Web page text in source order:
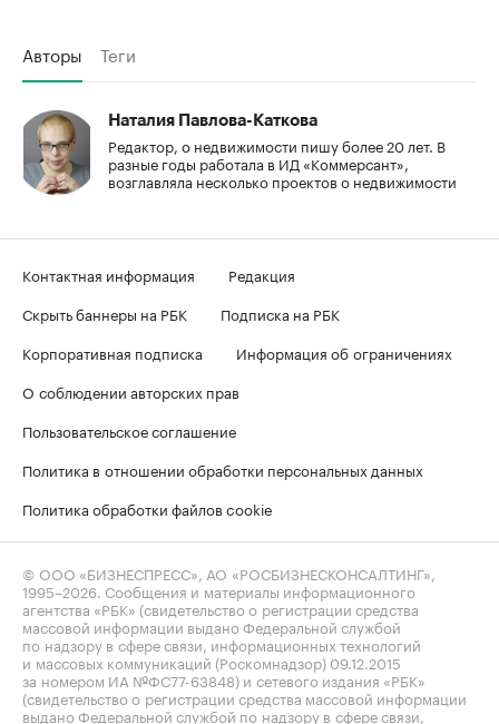
Авторы Теги
Наталия Павлова-Каткова
Редактор, о недвижимости пишу более 20 лет. В
разные годы работала в ИД «Коммерсант»,
возглавляла несколько проектов о недвижимости
Контактная информация
Редакция
Скрыть баннеры на РБК
Подписка на РБК
Корпоративная подписка
Информация об ограничениях
О соблюдении авторских прав
Пользовательское соглашение
Политика в отношении обработки персональных данных
Политика обработки файлов cookie
© ООО «БИЗНЕСПРЕСС», АО «РОСБИЗНЕСКОНСАЛТИНГ»,
1995–2026 . Сообщения и материалы информационного
агентства «РБК» (свидетельство о регистрации средства
массовой информации выдано Федеральной службой
по надзору в сфере связи, информационных технологий
и массовых коммуникаций (Роскомнадзор) 09.12.2015
за номером ИА №ФС77-63848) и сетевого издания «РБК»
(свидетельство о регистрации средства массовой информации
выдано Федеральной службой по надзору в сфере связи,